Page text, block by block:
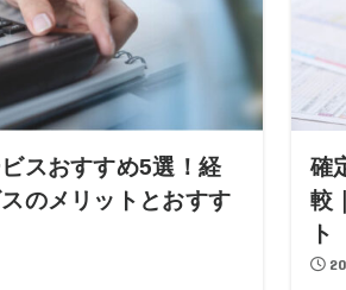
スおすすめ5選！経
のメリットとおすす
確
較
ト